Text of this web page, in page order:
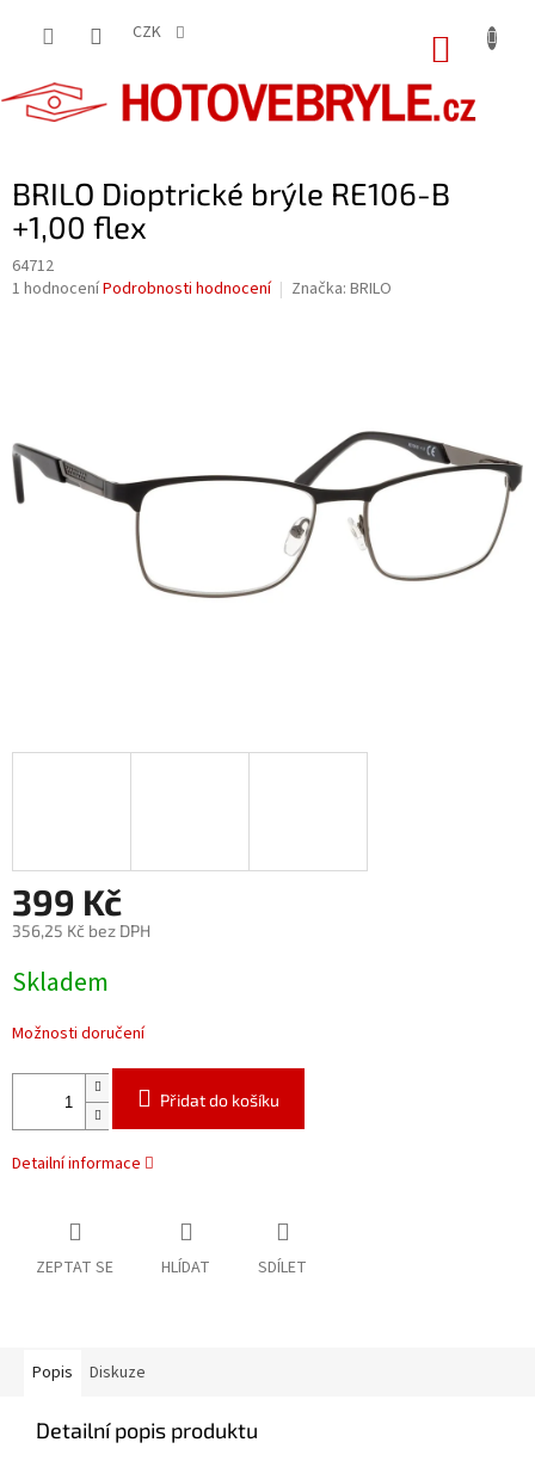
CZK
BRILO Dioptrické brýle RE106-B
+1,00 flex
64712
Průměrné
hvězdiček.
1 hodnoceníPodrobnosti hodnocení Značka: BRILO
399 Kč
356,25 Kč bez DPH
cena:
Skladem
Možnosti doručení
Přidat do košíku
Detailní informace
ZEPTAT SE HLÍDAT SDÍLET
Popis Diskuze
Detailní popis produktu